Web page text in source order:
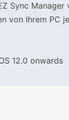
Sync Manager
von Ihrem PC
12.0 onwards